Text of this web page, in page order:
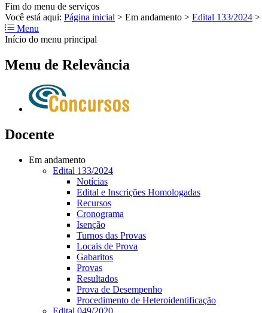
Fim do menu de serviços
Você está aqui: Página inicial > Em andamento > Edital 133/2024 >
Menu
Início do menu principal
Menu de Relevância
Docente
Em andamento
Edital 133/2024
Notícias
Edital e Inscrições Homologadas
Recursos
Cronograma
Isenção
Turnos das Provas
Locais de Prova
Gabaritos
Provas
Resultados
Prova de Desempenho
Procedimento de Heteroidentificação